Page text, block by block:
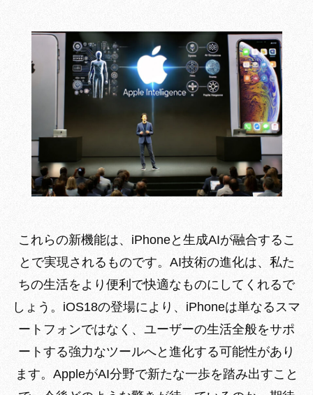
これらの新機能は、iPhoneと生成AIが融合するこ
とで実現されるものです。AI技術の進化は、私た
ちの生活をより便利で快適なものにしてくれるで
しょう。iOS18の登場により、iPhoneは単なるスマ
ートフォンではなく、ユーザーの生活全般をサポ
ートする強力なツールへと進化する可能性があり
ます。AppleがAI分野で新たな一歩を踏み出すこと